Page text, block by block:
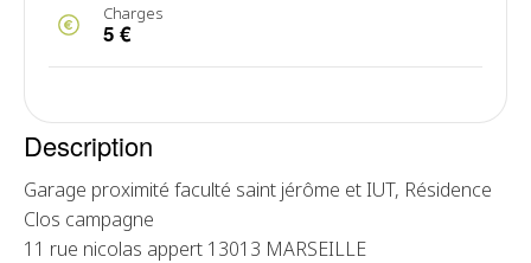
Charges
5 €
Description
Garage proximité faculté saint jérôme et IUT, Résidence
Clos campagne
11 rue nicolas appert 13013 MARSEILLE